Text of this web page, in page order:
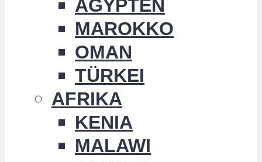
ÄGYPTEN
MAROKKO
OMAN
TÜRKEI
AFRIKA
KENIA
MALAWI